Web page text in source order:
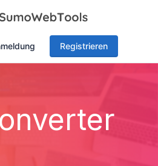
Registrieren